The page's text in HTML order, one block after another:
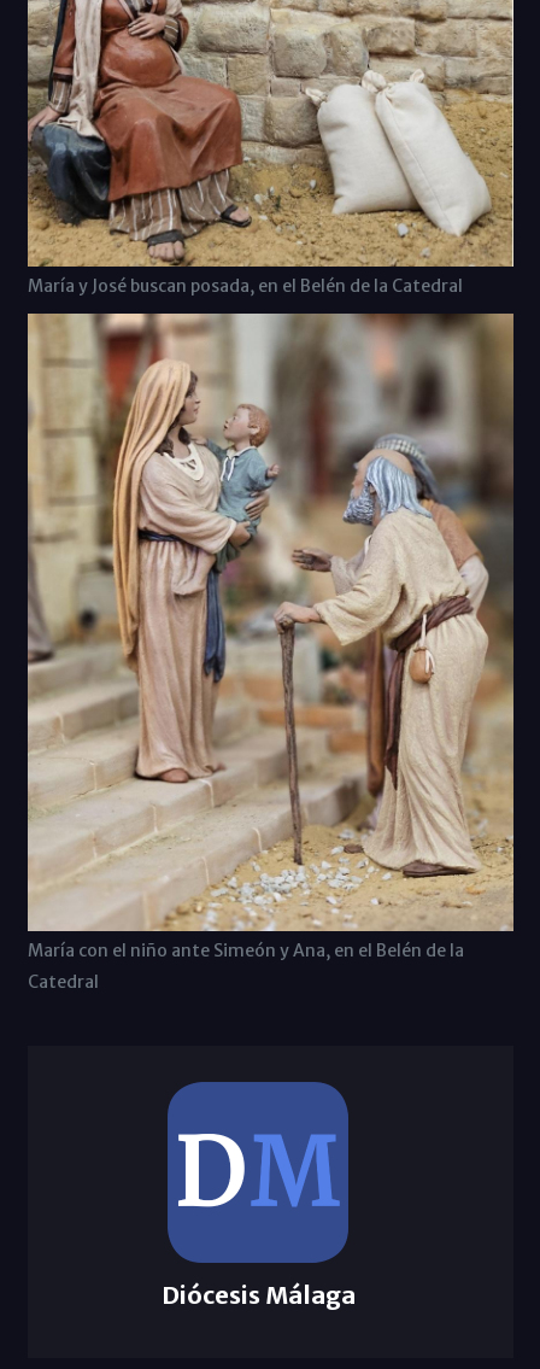
María y José buscan posada, en el Belén de la Catedral
María con el niño ante Simeón y Ana, en el Belén de la
Catedral
Diócesis Málaga